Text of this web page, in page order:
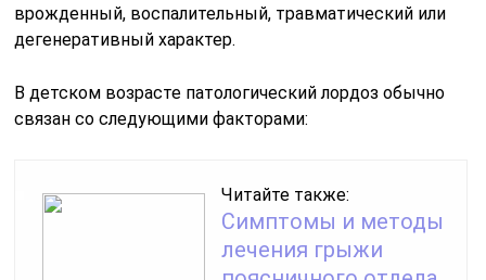
врожденный, воспалительный, травматический или
дегенеративный характер.
В детском возрасте патологический лордоз обычно
связан со следующими факторами:
Читайте также:
Симптомы и методы
лечения грыжи